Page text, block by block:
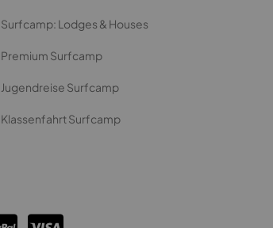
Surfcamp: Lodges & Houses
Premium Surfcamp
Jugendreise Surfcamp
Klassenfahrt Surfcamp